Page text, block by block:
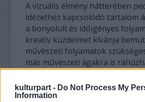
kulturpart - Do Not Process My
Information
A vizuális élmény hátterében
idézethez kapcsolódó tartalom
a bonyolult és időigényes
kreatív küzdelmet kívánja
művészeti folyamatok
más művészeti ágakra is
ritka együttélésével jelenik meg
A befejezetlen mozdulatok